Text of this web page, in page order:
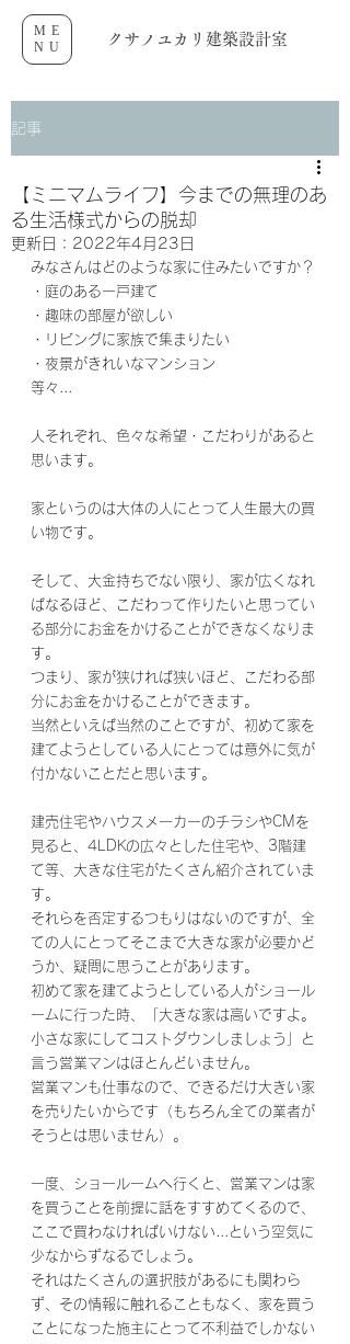
クサノユカリ建築設計室
ME
NU
記事
【ミニマムライフ】今までの無理のあ
る生活様式からの脱却
更新日： 2022年4月23日
みなさんはどのような家に住みたいですか？
・庭のある一戸建て
・趣味の部屋が欲しい
・リビングに家族で集まりたい
・夜景がきれいなマンション
等々...
人それぞれ、色々な希望・こだわりがあると
思います。
家というのは大体の人にとって人生最大の買
い物です。
そして、大金持ちでない限り、家が広くなれ
ばなるほど、こだわって作りたいと思ってい
る部分にお金をかけることができなくなりま
す。
つまり、家が狭ければ狭いほど、こだわる部
分にお金をかけることができます。
当然といえば当然のことですが、初めて家を
建てようとしている人にとっては意外に気が
付かないことだと思います。
建売住宅やハウスメーカーのチラシやCMを
見ると、4LDKの広々とした住宅や、3階建
て等、大きな住宅がたくさん紹介されていま
す。
それらを否定するつもりはないのですが、全
ての人にとってそこまで大きな家が必要かど
うか、疑問に思うことがあります。
初めて家を建てようとしている人がショール
ームに行った時、「大きな家は高いですよ。
小さな家にしてコストダウンしましょう」と
言う営業マンはほとんどいません。
営業マンも仕事なので、できるだけ大きい家
を売りたいからです（もちろん全ての業者が
そうとは思いません）。
一度、ショールームへ行くと、営業マンは家
を買うことを前提に話をすすめてくるので、
ここで買わなければいけない...という空気に
少なからずなるでしょう。
それはたくさんの選択肢があるにも関わら
ず、その情報に触れることもなく、家を買う
ことになった施主にとって不利益でしかない